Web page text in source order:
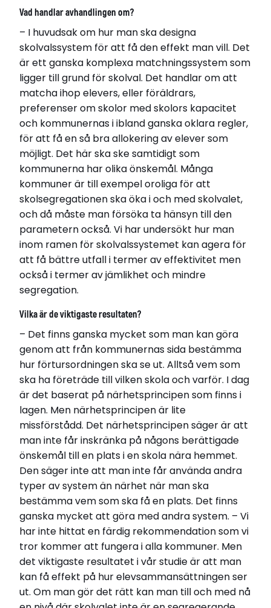
School Choice, School Performance and School
Segregation: Institutions and Design
Relaterade länkar
Läs avhandling
Vad handlar avhandlingen om?
– I huvudsak om hur man ska designa
skolvalssystem för att få den effekt man vill. Det
är ett ganska komplexa matchningssystem som
ligger till grund för skolval. Det handlar om att
matcha ihop elevers, eller föräldrars,
preferenser om skolor med skolors kapacitet
och kommunernas i ibland ganska oklara regler,
för att få en så bra allokering av elever som
möjligt. Det här ska ske samtidigt som
kommunerna har olika önskemål. Många
kommuner är till exempel oroliga för att
skolsegregationen ska öka i och med skolvalet,
och då måste man försöka ta hänsyn till den
parametern också. Vi har undersökt hur man
inom ramen för skolvalssystemet kan agera för
att få bättre utfall i termer av effektivitet men
också i termer av jämlikhet och mindre
segregation.
Vilka är de viktigaste resultaten?
– Det finns ganska mycket som man kan göra
genom att från kommunernas sida bestämma
hur förtursordningen ska se ut. Alltså vem som
ska ha företräde till vilken skola och varför. I dag
är det baserat på närhetsprincipen som finns i
lagen. Men närhetsprincipen är lite
missförstådd. Det närhetsprincipen säger är att
man inte får inskränka på någons berättigade
önskemål till en plats i en skola nära hemmet.
Den säger inte att man inte får använda andra
typer av system än närhet när man ska
bestämma vem som ska få en plats. Det finns
ganska mycket att göra med andra system. – Vi
har inte hittat en färdig rekommendation som vi
tror kommer att fungera i alla kommuner. Men
det viktigaste resultatet i vår studie är att man
kan få effekt på hur elevsammansättningen ser
ut. Om man gör det rätt kan man till och med nå